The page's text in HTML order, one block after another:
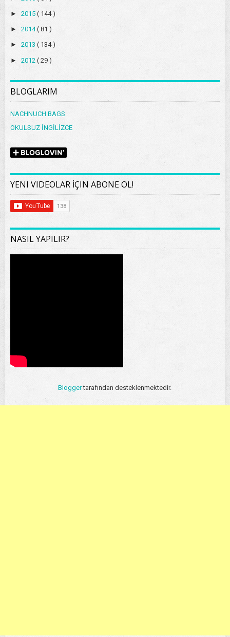
► 2015 ( 144 )
► 2014( 81 )
► 2013 ( 134 )
► 2012 ( 29 )
BLOGLARIM
NACHNUCH BAGS
OKULSUZ İNGİLİZCE
YENI VIDEOLAR İÇIN ABONE OL!
NASIL YAPILIR?
Bloggertarafından desteklenmektedir.